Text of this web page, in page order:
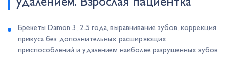
удалением. Взрослая пациентка
Брекеты Damon 3, 2.5 года, выравнивание зубов, коррекция
прикуса без дополнительных расширяющих
приспособлений и удалением наиболее разрушенных зубов